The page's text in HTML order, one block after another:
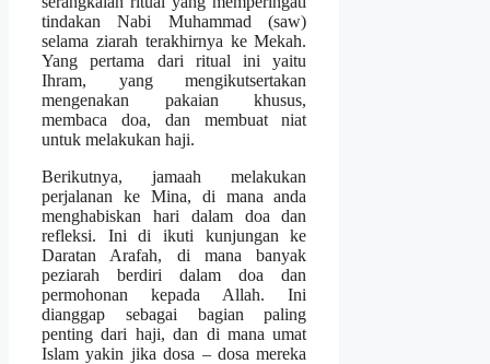
tindakan Nabi Muhammad (saw)
selama ziarah terakhirnya ke Mekah.
Yang pertama dari ritual ini yaitu
Ihram, yang mengikutsertakan
mengenakan pakaian khusus,
membaca doa, dan membuat niat
untuk melakukan haji.
Berikutnya, jamaah melakukan
perjalanan ke Mina, di mana anda
menghabiskan hari dalam doa dan
refleksi. Ini di ikuti kunjungan ke
Daratan Arafah, di mana banyak
peziarah berdiri dalam doa dan
permohonan kepada Allah. Ini
dianggap sebagai bagian paling
penting dari haji, dan di mana umat
Islam yakin jika dosa – dosa mereka